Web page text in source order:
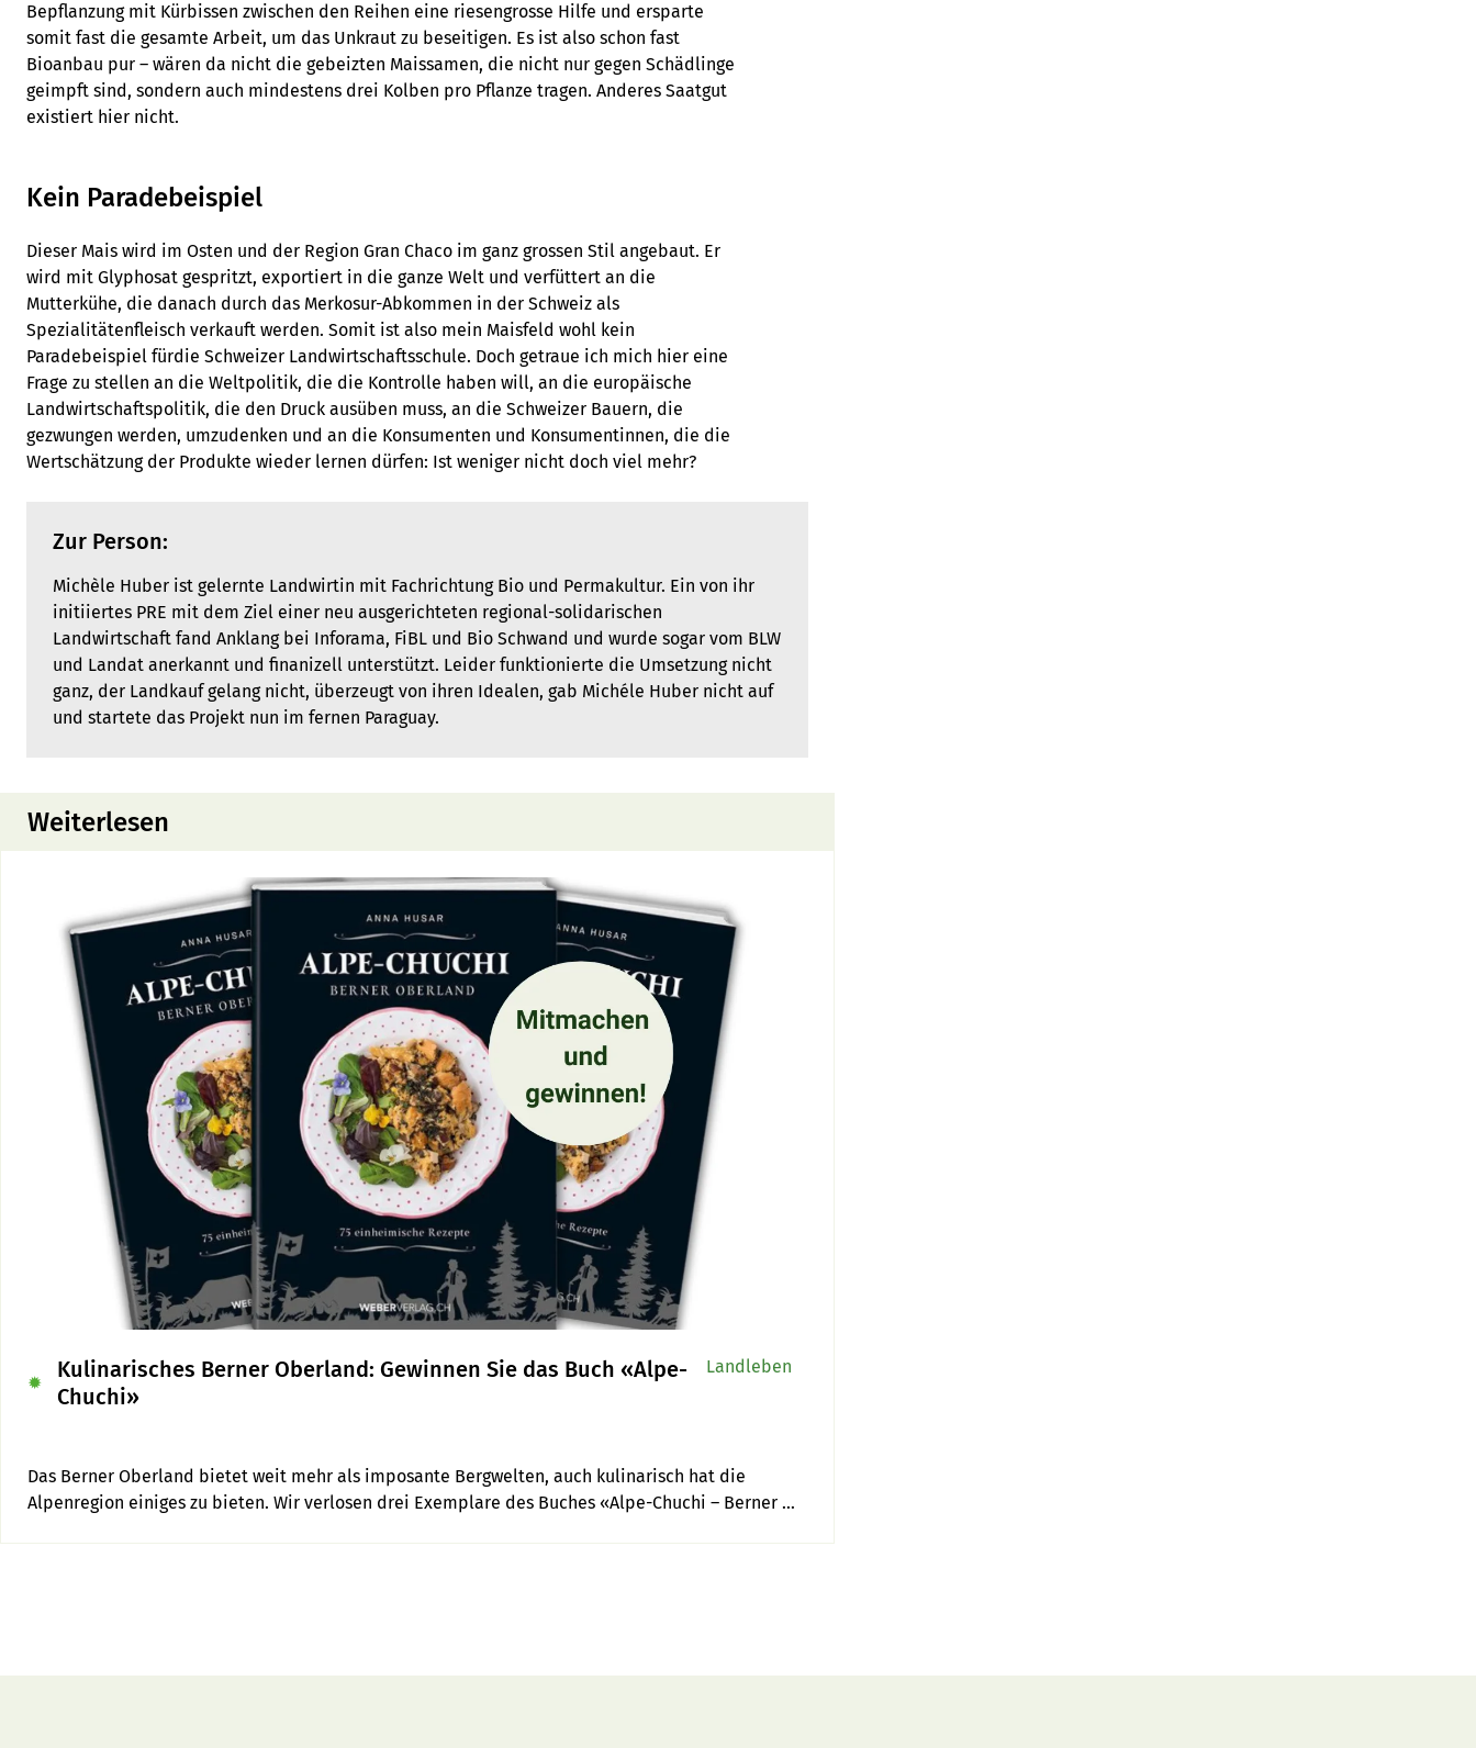
Bepflanzung mit Kürbissen zwischen den Reihen eine riesengrosse Hilfe und ersparte
somit fast die gesamte Arbeit, um das Unkraut zu beseitigen. Es ist also schon fast
Bioanbau pur – wären da nicht die gebeizten Maissamen, die nicht nur gegen Schädlinge
geimpft sind, sondern auch mindestens drei Kolben pro Pflanze tragen. Anderes Saatgut
existiert hier nicht.
Kein Paradebeispiel
Dieser Mais wird im Osten und der Region Gran Chaco im ganz grossen Stil angebaut. Er
wird mit Glyphosat gespritzt, exportiert in die ganze Welt und verfüttert an die
Mutterkühe, die danach durch das Merkosur-Abkommen in der Schweiz als
Spezialitätenfleisch verkauft werden. Somit ist also mein Maisfeld wohl kein
Paradebeispiel fürdie Schweizer Landwirtschaftsschule. Doch getraue ich mich hier eine
Frage zu stellen an die Weltpolitik, die die Kontrolle haben will, an die europäische
Landwirtschaftspolitik, die den Druck ausüben muss, an die Schweizer Bauern, die
gezwungen werden, umzudenken und an die Konsumenten und Konsumentinnen, die die
Wertschätzung der Produkte wieder lernen dürfen: Ist weniger nicht doch viel mehr?
Zur Person:
Michèle Huber ist gelernte Landwirtin mit Fachrichtung Bio und Permakultur. Ein von ihr
initiiertes PRE mit dem Ziel einer neu ausgerichteten regional-solidarischen
Landwirtschaft fand Anklang bei Inforama, FiBL und Bio Schwand und wurde sogar vom BLW
und Landat anerkannt und finanizell unterstützt. Leider funktionierte die Umsetzung nicht
ganz, der Landkauf gelang nicht, überzeugt von ihren Idealen, gab Michéle Huber nicht auf
und startete das Projekt nun im fernen Paraguay.
Weiterlesen
Kulinarisches Berner Oberland: Gewinnen Sie das Buch «Alpe-
Chuchi»
Das Berner Oberland bietet weit mehr als imposante Bergwelten, auch kulinarisch hat die
Alpenregion einiges zu bieten. Wir verlosen drei Exemplare des Buches «Alpe-Chuchi – Berner
✹
Landleben